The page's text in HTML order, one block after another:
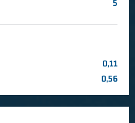
5
0,11
0,56